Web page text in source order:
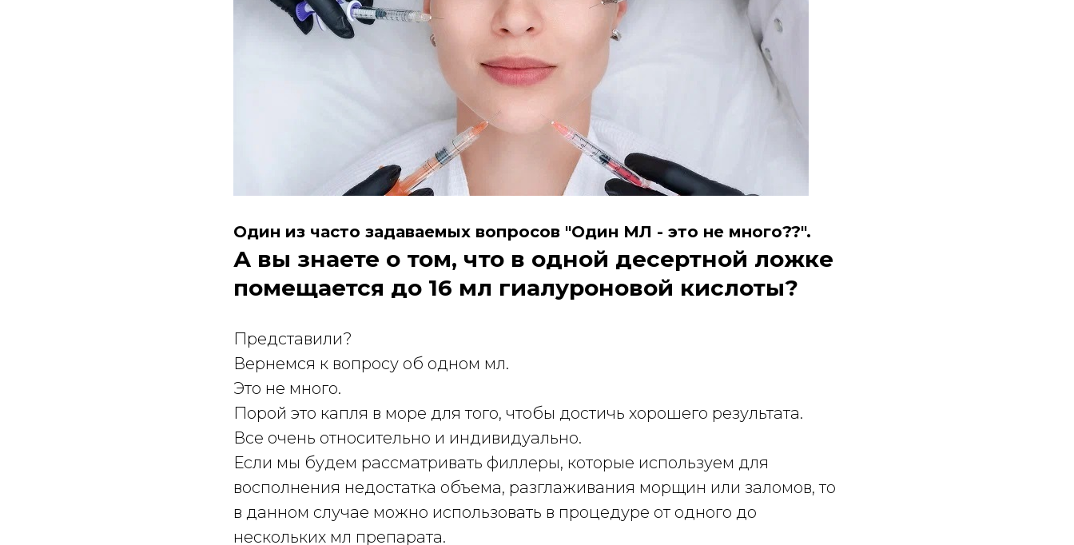
Один из часто задаваемых вопросов "Один МЛ - это не много??".
А вы знаете о том, что в одной десертной ложке
помещается до 16 мл гиалуроновой кислоты?
Представили?
Вернемся к вопросу об одном мл.
Это не много.
Порой это капля в море для того, чтобы достичь хорошего результата.
Все очень относительно и индивидуально.
Если мы будем рассматривать филлеры, которые используем для
восполнения недостатка объема, разглаживания морщин или заломов, то
в данном случае можно использовать в процедуре от одного до
нескольких мл препарата.